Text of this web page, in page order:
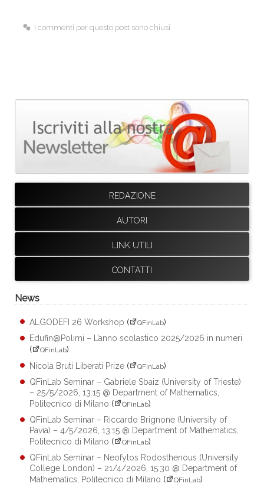
I commenti per questo post sono chiusi
REDAZIONE
AUTORI
LINK UTILI
CONTATTI
News
ALGODEFI 26 Workshop ( QFinLab)
Edufin@Polimi – L’anno scolastico 2025/2026 in numeri
(
QFinLab)
Nicola Bruti Liberati Prize ( QFinLab)
QFinLab Seminar – Gabriele Sbaiz (University of Trieste)
– 25/5/2026, 13:15 @ Department of Mathematics,
Politecnico di Milano ( QFinLab)
QFinLab Seminar – Riccardo Brignone (University of
Pavia) – 4/5/2026, 13:15 @ Department of Mathematics,
Politecnico di Milano ( QFinLab)
QFinLab Seminar – Neofytos Rodosthenous (University
College London) – 21/4/2026, 15:30 @ Department of
Mathematics, Politecnico di Milano ( QFinLab)